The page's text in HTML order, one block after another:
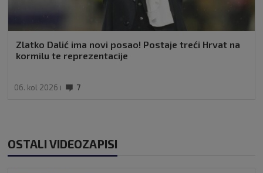
Zlatko Dalić ima novi posao! Postaje treći Hrvat na
kormilu te reprezentacije
06. kol 2026 7
OSTALI VIDEOZAPISI